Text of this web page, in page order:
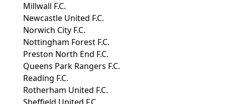
Millwall F.C.
Newcastle United F.C.
Norwich City F.C.
Nottingham Forest F.C.
Preston North End F.C.
Queens Park Rangers F.C.
Reading F.C.
Rotherham United F.C.
Sheffield United F.C.